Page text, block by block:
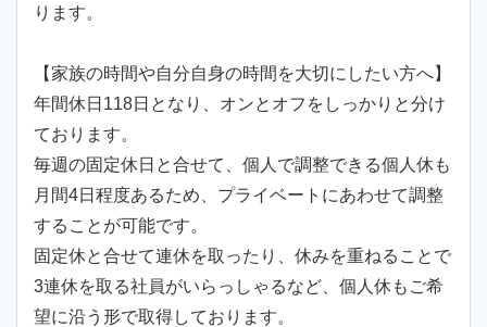
ります。
【家族の時間や自分自身の時間を大切にしたい方へ】
年間休日118日となり、オンとオフをしっかりと分け
ております。
毎週の固定休日と合せて、個人で調整できる個人休も
月間4日程度あるため、プライベートにあわせて調整
することが可能です。
固定休と合せて連休を取ったり、休みを重ねることで
3連休を取る社員がいらっしゃるなど、個人休もご希
望に沿う形で取得しております。